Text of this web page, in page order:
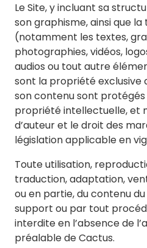
Le Site, y incluant sa
son graphisme, ainsi que
(notamment les textes,
photographies, vidéos,
audios ou tout autre
sont la propriété exclusive
son contenu sont
propriété intellectuelle, et
d’auteur et le droit des
législation applicable en
Toute utilisation,
traduction, adaptation,
ou en partie, du contenu
support ou par tout
interdite en l’absence de
préalable de Cactus.